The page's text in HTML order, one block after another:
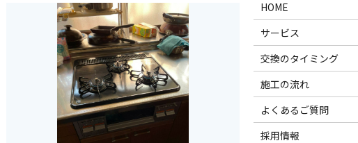
HOME
サービス
交換のタイミング
施工の流れ
よくあるご質問
採用情報